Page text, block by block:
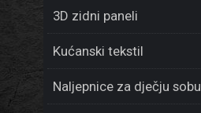
3D zidni paneli
Kućanski tekstil
Naljepnice za dječju sobu